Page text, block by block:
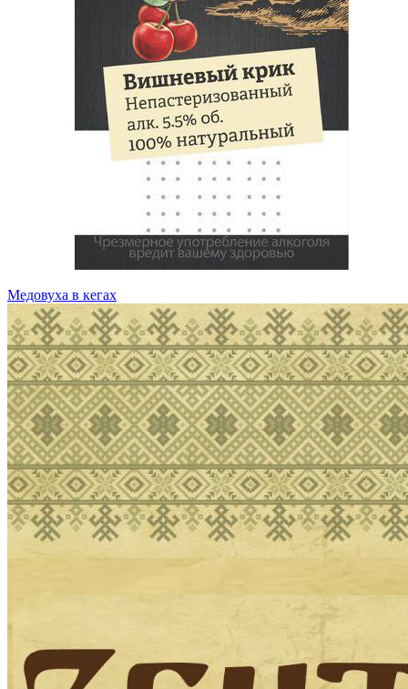
Медовуха в кегах